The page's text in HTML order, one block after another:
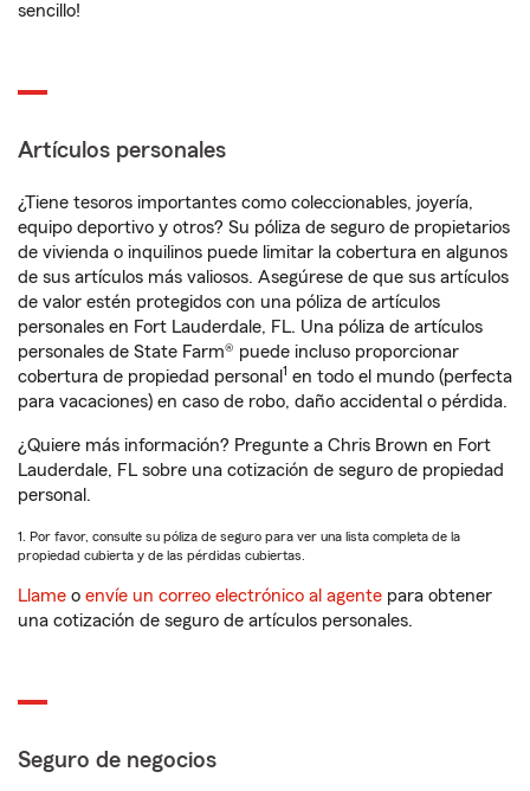
sencillo!
Artículos personales
¿Tiene tesoros importantes como coleccionables, joyería,
equipo deportivo y otros? Su póliza de seguro de propietarios
de vivienda o inquilinos puede limitar la cobertura en algunos
de sus artículos más valiosos. Asegúrese de que sus artículos
de valor estén protegidos con una póliza de artículos
personales en Fort Lauderdale, FL. Una póliza de artículos
personales de State Farm® puede incluso proporcionar
cobertura de propiedad personal 1 en todo el mundo (perfecta
para vacaciones) en caso de robo, daño accidental o pérdida.
¿Quiere más información? Pregunte a Chris Brown en Fort
Lauderdale, FL sobre una cotización de seguro de propiedad
personal.
1. Por favor, consulte su póliza de seguro para ver una lista completa de la
propiedad cubierta y de las pérdidas cubiertas.
Llame o envíe un correo electrónico al agente para obtener
una cotización de seguro de artículos personales.
Seguro de negocios